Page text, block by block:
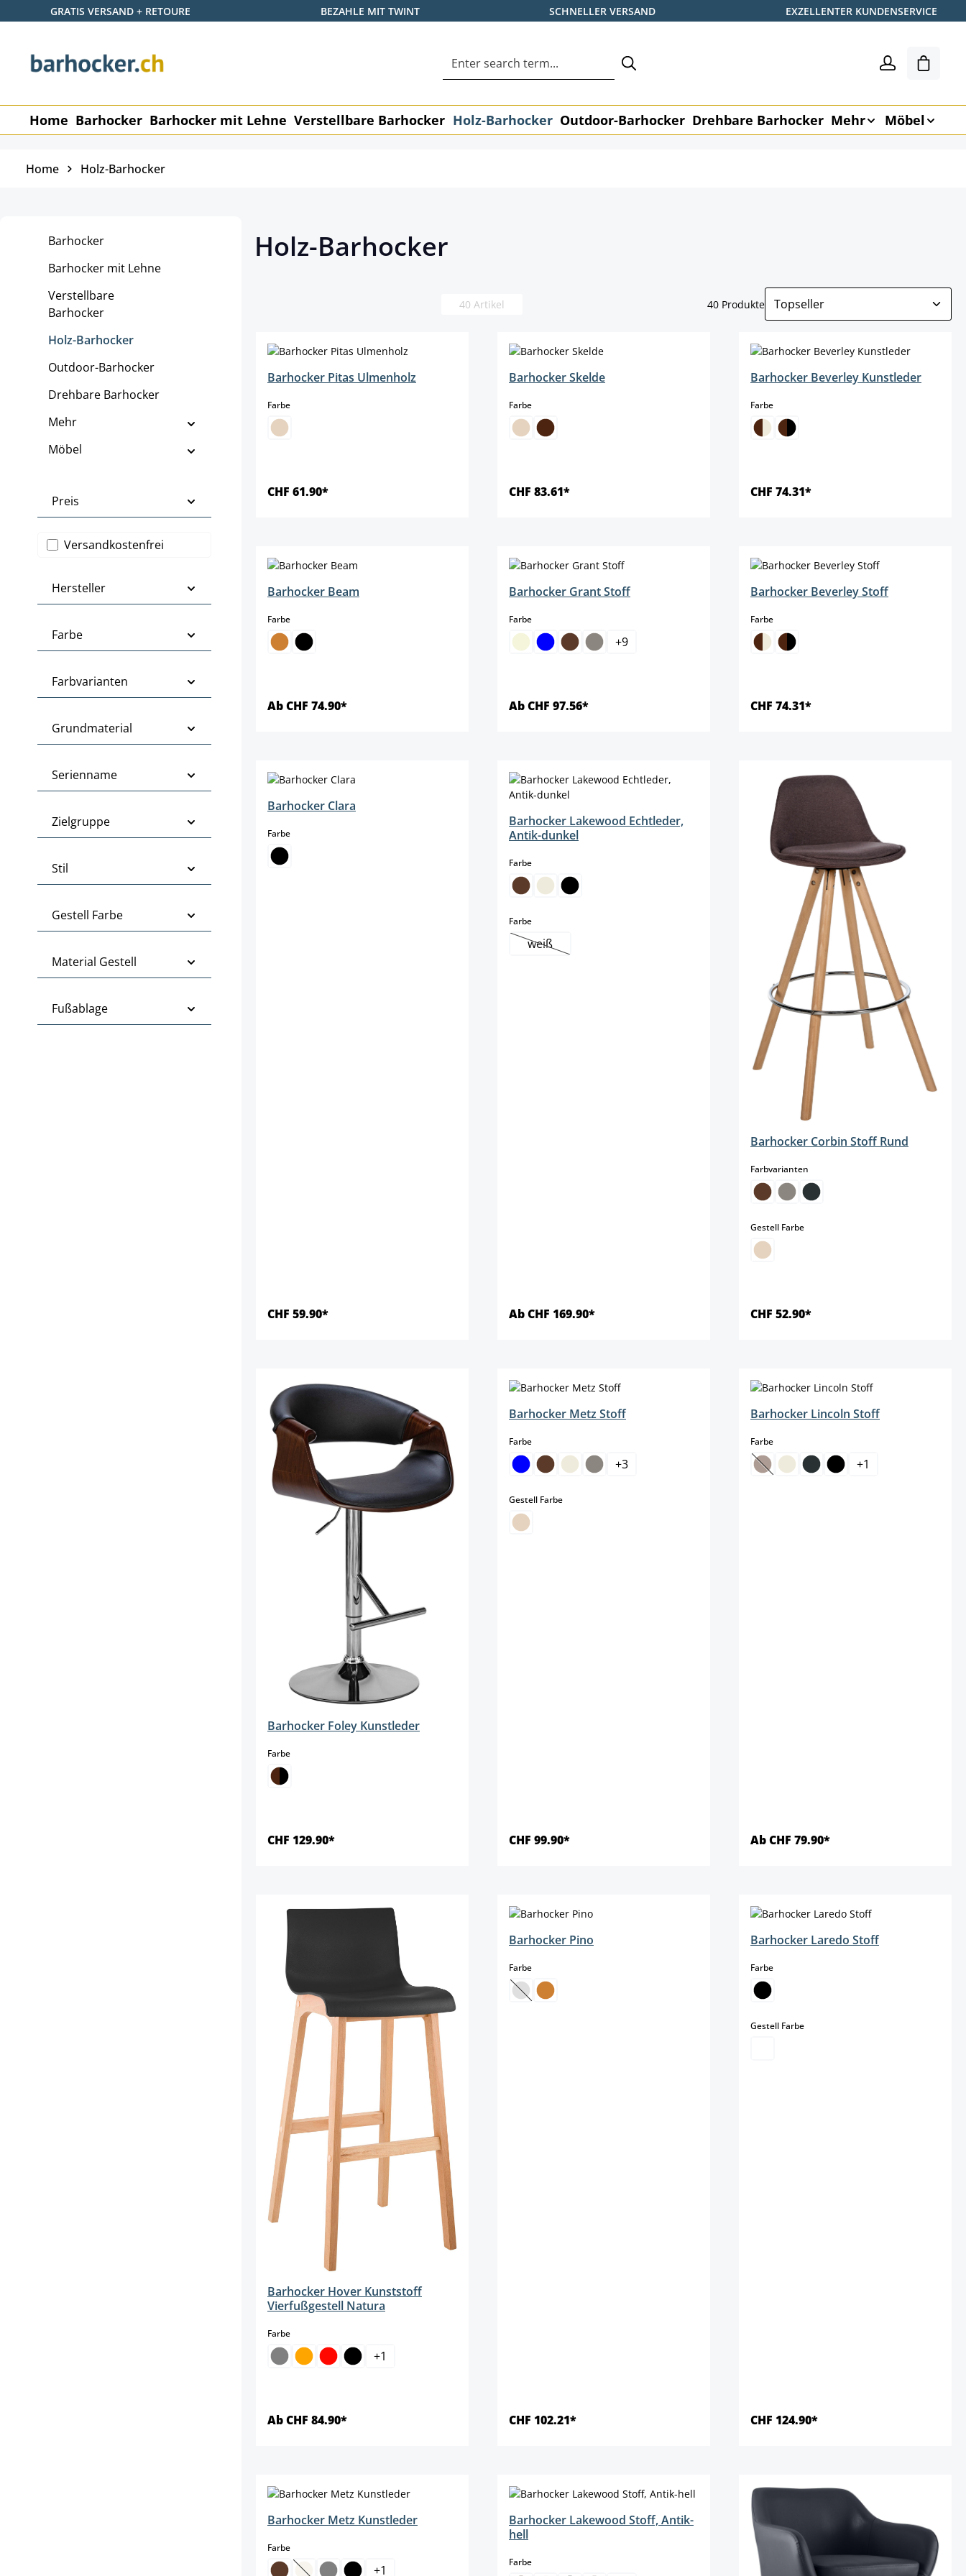
Hauptinhalt springen
Zur Suche springen
Zur Hauptnavigation springen
GRATIS VERSAND + RETOURE BEZAHLE MIT TWINT SCHNELLER VERSAND EXZELLENTER KUNDENSERVICE
Home Barhocker Barhocker mit Lehne Verstellbare Barhocker Holz-Barhocker Outdoor-Barhocker Drehbare Barhocker Mehr Möbel
Home Holz-Barhocker
Barhocker
Barhocker mit Lehne
Verstellbare
Barhocker
Holz-Barhocker
Outdoor-Barhocker
Drehbare Barhocker
Mehr
Möbel
Hersteller
Farbe
Farbvarianten
Grundmaterial
Serienname
Zielgruppe
Stil
Gestell Farbe
Material Gestell
Fußablage
Preis
Filter hinzufügen: Versandkostenfrei
Versandkostenfrei
Holz-Barhocker
40 Artikel 40 Produkte
Barhocker Pitas Ulmenholz
Farbeauswählen
CHF 61.90*
Barhocker Skelde
Farbeauswählen
CHF 83.61*
Barhocker Beverley Kunstleder
Farbeauswählen
CHF 74.31*
Barhocker Beam
Farbeauswählen
Ab CHF 74.90*
Barhocker Grant Stoff
Farbeauswählen
+9
Ab CHF 97.56*
Barhocker Beverley Stoff
Farbeauswählen
CHF 74.31*
Barhocker Clara
Farbeauswählen
CHF 59.90*
Barhocker Lakewood Echtleder,
Antik-dunkel
Farbeauswählen
Farbeauswählen
weiß(Diese Option ist zurzeit nicht verfügbar.)
Ab CHF 169.90*
Barhocker Corbin Stoff Rund
Farbvarianten
Gestell Farbeauswählen
CHF 52.90*
Barhocker Foley Kunstleder
Farbeauswählen
CHF 129.90*
Barhocker Metz Stoff
Farbeauswählen
+3
Gestell Farbeauswählen
CHF 99.90*
Barhocker Lincoln Stoff
Farbeauswählen
(Diese Option ist zurzeit nicht verfügbar.)
+1
Ab CHF 79.90*
Barhocker Hover Kunststoff
Vierfußgestell Natura
Farbeauswählen
+1
Ab CHF 84.90*
Barhocker Pino
Farbeauswählen
(Diese Option ist zurzeit nicht verfügbar.)
CHF 102.21*
Barhocker Laredo Stoff
Farbeauswählen
Gestell Farbeauswählen
CHF 124.90*
Barhocker Metz Kunstleder
Farbeauswählen
+1
Barhocker Lakewood Stoff, Antik-
hell
Farbeauswählen